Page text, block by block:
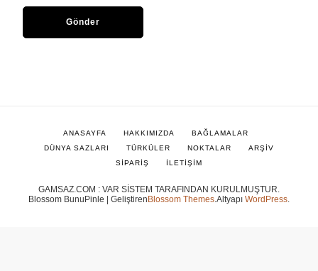
GAMSAZ.COM : VAR SİSTEM TARAFINDAN KURULMUŞTUR.
Blossom BunuPinle | GeliştirenBlossom Themes .Altyapı WordPress
ANASAYFA HAKKIMIZDA
BAĞLAMALAR
DÜNYA SAZLARI
TÜRKÜLER NOKTALAR
ARŞİV
SİPARİŞ
İLETİŞİM